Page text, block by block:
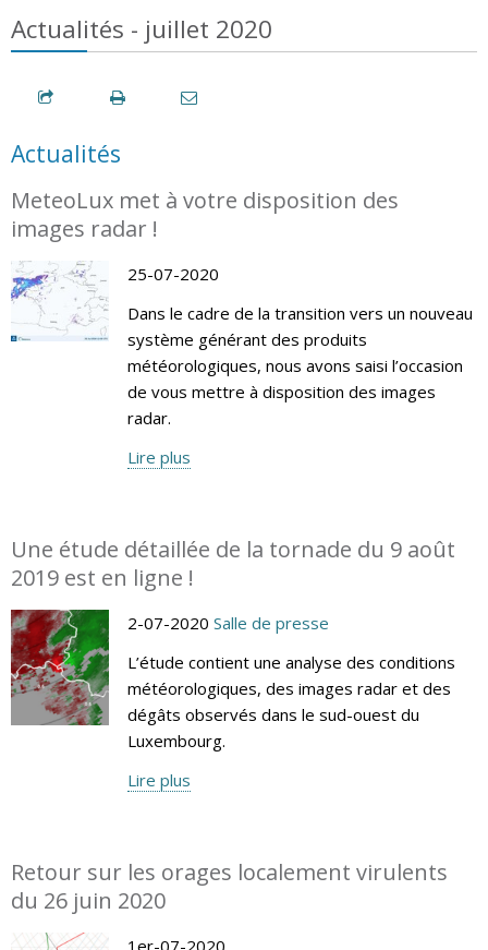
Actualités - juillet 2020
Actualités
MeteoLux met à votre disposition des
images radar !
25-07-2020
Dans le cadre de la transition vers un nouveau
système générant des produits
météorologiques, nous avons saisi l’occasion
de vous mettre à disposition des images
radar.
Lire plus
Une étude détaillée de la tornade du 9 août
2019 est en ligne !
2-07-2020 Salle de presse
L’étude contient une analyse des conditions
météorologiques, des images radar et des
dégâts observés dans le sud-ouest du
Luxembourg.
Lire plus
Retour sur les orages localement virulents
du 26 juin 2020
1er-07-2020